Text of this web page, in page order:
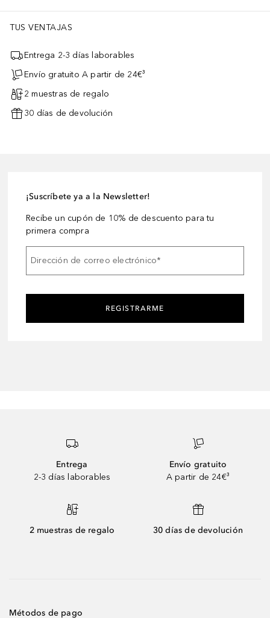
TUS VENTAJAS
Entrega 2-3 días laborables
Envío gratuito A partir de 24€³
2 muestras de regalo
30 días de devolución
¡Suscríbete ya a la Newsletter!
Recibe un cupón de 10% de descuento para tu
primera compra
Dirección de correo electrónico*
REGISTRARME
Entrega
2-3 días laborables
Envío gratuito
A partir de 24€³
2 muestras de regalo 30 días de devolución
Métodos de pago